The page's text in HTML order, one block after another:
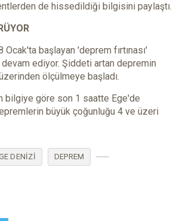
de hissedildiği bilgisini paylaştı.
Ocak'ta başlayan 'deprem fırtınası'
devam ediyor. Şiddeti artan depremin
ölçülmeye başladı.
bilgiye göre son 1 saatte Ege'de
büyük çoğunluğu 4 ve üzeri
DENIZI DEPREM